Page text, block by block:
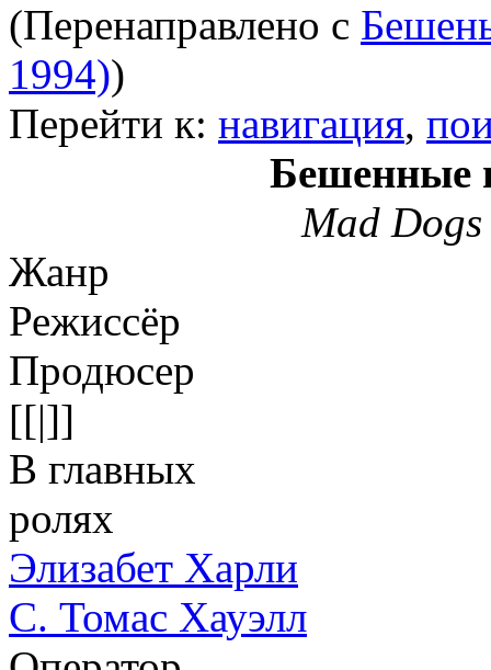
(Перенаправлено с
1994))
Перейти к: навигация,
Бешенные
Mad
Жанр
Режиссёр
Продюсер
[[|]]
В главных
ролях
Элизабет Харли
С. Томас Хауэлл